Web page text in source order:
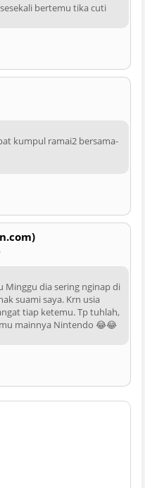
bertemu tika cuti
kumpul ramai2 bersama-
Minggu dia sering nginap di
suami saya. Krn usia
tiap ketemu. Tp tuhlah,
mainnya Nintendo 😂😂